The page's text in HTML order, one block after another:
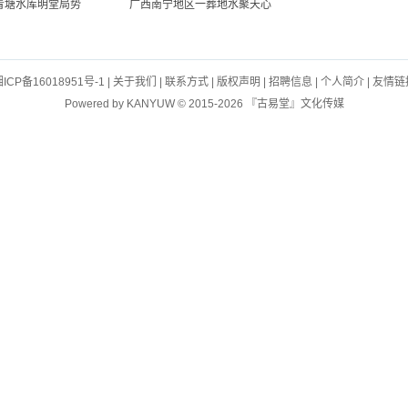
塘水库明堂局势 广西南宁地区一葬地水聚天心
ICP备16018951号-1 关于我们 联系方式| 版权声明 招聘信息 个人简介| 友情链
Powered by KANYUW© 2015-2026 『古易堂』文化传媒